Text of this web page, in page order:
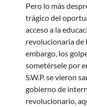
Pero lo más
trágico del
acceso a la
revolucionaria de
embargo, los
sometérsele por
S.W.P. se vieron
gobierno de
revolucionario,